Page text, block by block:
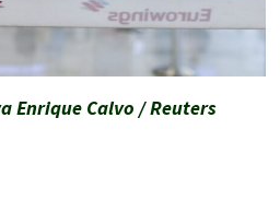
Enrique Calvo / Reuters